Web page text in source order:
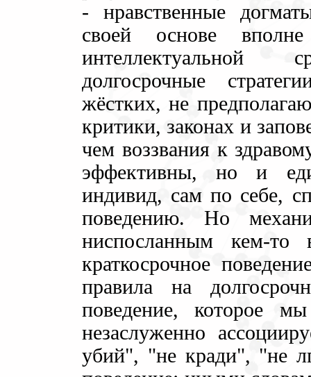
- нравственные
своей основе
интеллектуальной
долгосрочные
жёстких, не
критики, законах и
чем воззвания к
эффективны, но и
индивид, сам по себе,
поведению. Но
ниспосланным кем-
краткосрочное
правила на
поведение, которое
незаслуженно
убий", "не кради", "не